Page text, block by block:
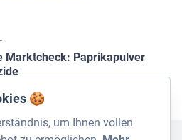
Marktcheck: Paprikapulver
🍪
um Ihnen vollen